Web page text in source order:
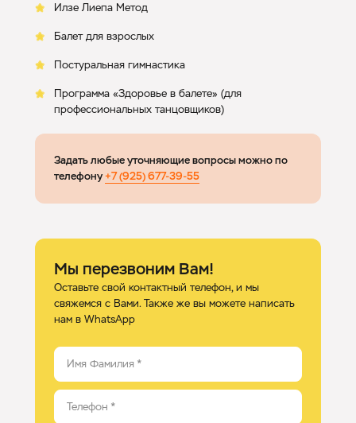
Илзе Лиепа Метод
Балет для взрослых
Постуральная гимнастика
Программа «Здоровье в балете» (для
профессиональных танцовщиков)
Задать любые уточняющие вопросы можно по
телефону+7 (925) 677-39-55
Мы перезвоним Вам!
Оставьте свой контактный телефон, и мы
свяжемся с Вами. Также же вы можете написать
нам в WhatsApp
Имя Фамилия *
Телефон *